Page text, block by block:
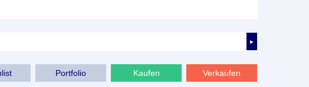
►
Verkaufen
Kaufen
Portfolio